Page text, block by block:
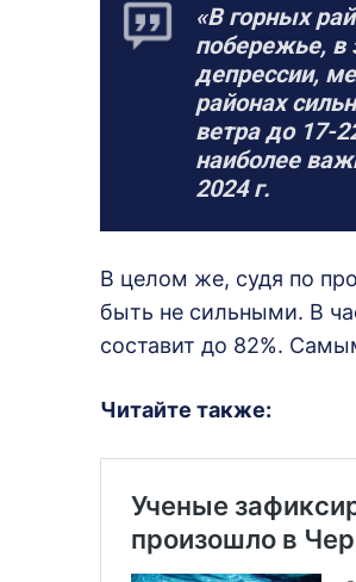
«В горных
побережье, в
депрессии,
районах
ветра до 17-
наиболее
2024 г.
В целом же, судя по
быть не сильными. В
составит до 82%.
Читайте также: